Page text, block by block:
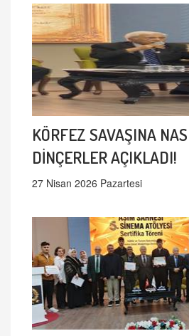
KÖRFEZ SAVAŞINA
DİNÇERLER AÇIKLADI!
27 Nisan 2026 Pazartesi